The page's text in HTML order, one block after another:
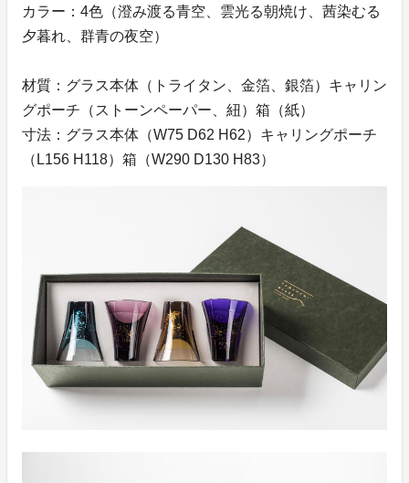
カラー：4色（澄み渡る青空、雲光る朝焼け、茜染むる
夕暮れ、群青の夜空）
材質：グラス本体（トライタン、金箔、銀箔）キャリン
グポーチ（ストーンペーパー、紐）箱（紙）
寸法：グラス本体（W75 D62 H62）キャリングポーチ
（L156 H118）箱（W290 D130 H83）